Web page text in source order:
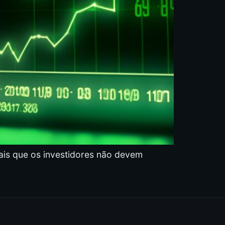
que os investidores não devem